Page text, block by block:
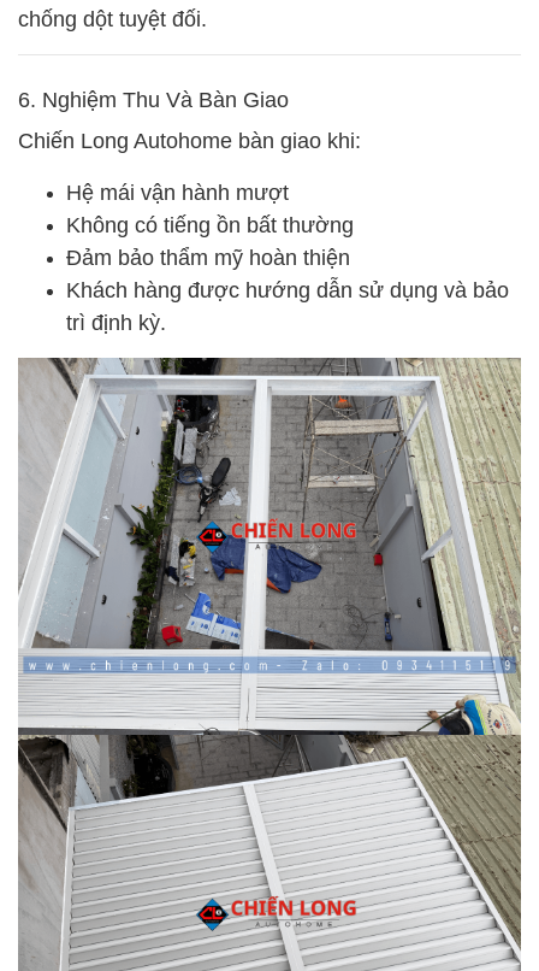
chống dột tuyệt đối.
6. Nghiệm Thu Và Bàn Giao
Chiến Long Autohome bàn giao khi:
Hệ mái vận hành mượt
Không có tiếng ồn bất thường
Đảm bảo thẩm mỹ hoàn thiện
Khách hàng được hướng dẫn sử dụng và bảo
trì định kỳ.